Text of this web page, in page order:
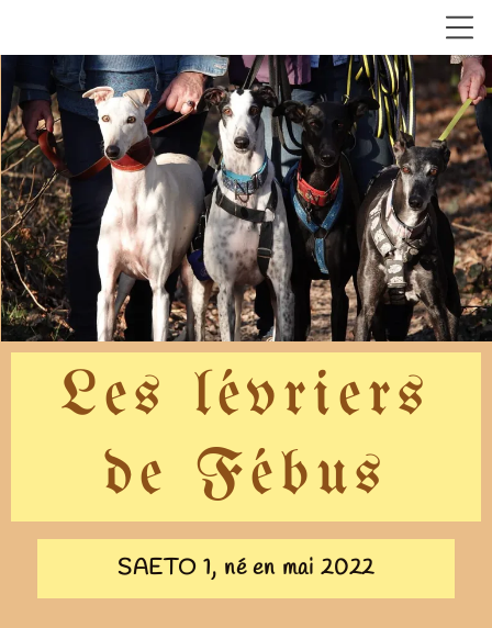
Les lévriers
de Fébus
SAETO 1, né en mai 2022